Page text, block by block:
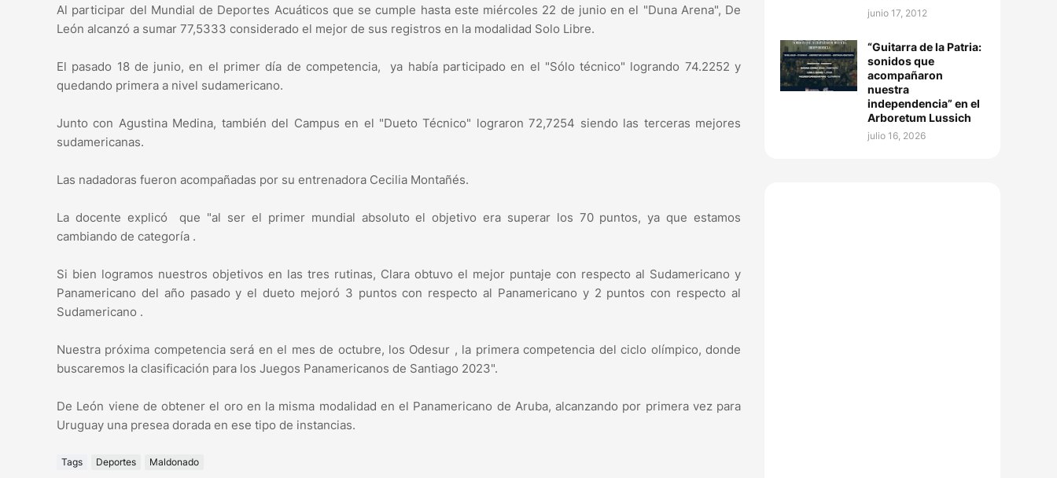
Al participar del Mundial de Deportes Acuáticos que se cumple hasta este miércoles 22 de junio en el "Duna Arena", De
León alcanzó a sumar 77,5333 considerado el mejor de sus registros en la modalidad Solo Libre.
El pasado 18 de junio, en el primer día de competencia, ya había participado en el "Sólo técnico" logrando 74.2252 y
quedando primera a nivel sudamericano.
Junto con Agustina Medina, también del Campus en el "Dueto Técnico" lograron 72,7254 siendo las terceras mejores
sudamericanas.
Las nadadoras fueron acompañadas por su entrenadora Cecilia Montañés.
La docente explicó que "al ser el primer mundial absoluto el objetivo era superar los 70 puntos, ya que estamos
cambiando de categoría .
Si bien logramos nuestros objetivos en las tres rutinas, Clara obtuvo el mejor puntaje con respecto al Sudamericano y
Panamericano del año pasado y el dueto mejoró 3 puntos con respecto al Panamericano y 2 puntos con respecto al
Sudamericano .
Nuestra próxima competencia será en el mes de octubre, los Odesur , la primera competencia del ciclo olímpico, donde
buscaremos la clasificación para los Juegos Panamericanos de Santiago 2023".
De León viene de obtener el oro en la misma modalidad en el Panamericano de Aruba, alcanzando por primera vez para
Uruguay una presea dorada en ese tipo de instancias.
Tags Deportes Maldonado
junio 17, 2012
“Guitarra de la Patria:
sonidos que
acompañaron
nuestra
independencia” en el
Arboretum Lussich
julio 16, 2026